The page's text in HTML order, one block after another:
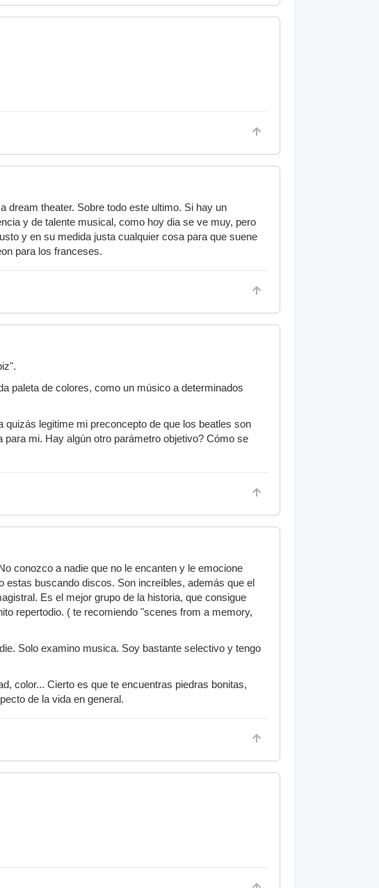
dream theater. Sobre todo este ultimo. Si hay un
y de talente musical, como hoy dia se ve muy, pero
y en su medida justa cualquier cosa para que suene
para los franceses.
paleta de colores, como un músico a determinados
legitime mi preconcepto de que los beatles son
mi. Hay algún otro parámetro objetivo? Cómo se
conozco a nadie que no le encanten y le emocione
estas buscando discos. Son increíbles, además que el
Es el mejor grupo de la historia, que consigue
repertodio. ( te recomiendo "scenes from a memory,
Solo examino musica. Soy bastante selectivo y tengo
color... Cierto es que te encuentras piedras bonitas,
de la vida en general.